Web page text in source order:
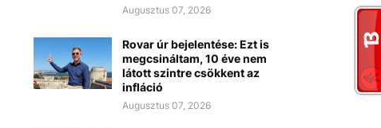
Augusztus 07, 2026
Rovar úr bejelentése: Ezt is
megcsináltam, 10 éve nem
látott szintre csökkent az
infláció
Augusztus 07, 2026